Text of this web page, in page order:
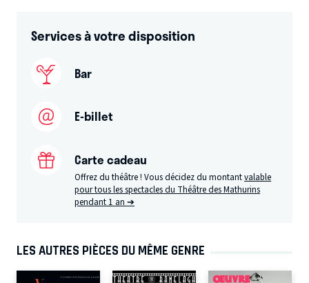
Services à votre disposition
Bar
E-billet
Carte cadeau
Offrez du théâtre ! Vous décidez du montantvalable
pour tous les spectacles du Théâtre des Mathurins
pendant 1 an ➔
LES AUTRES PIÈCES DU MÊME GENRE